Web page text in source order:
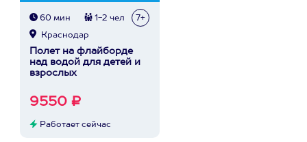
60 мин 1-2 чел 7+
Краснодар
Полет на флайборде
над водой для детей и
взрослых
9550 ₽
Работает сейчас